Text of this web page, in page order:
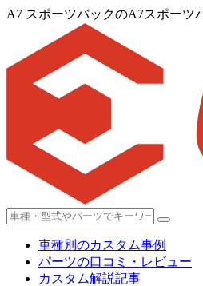
A7 スポーツバックのA7スポーツ
車種別のカスタム事例
パーツの口コミ・レビュー
カスタム解説記事